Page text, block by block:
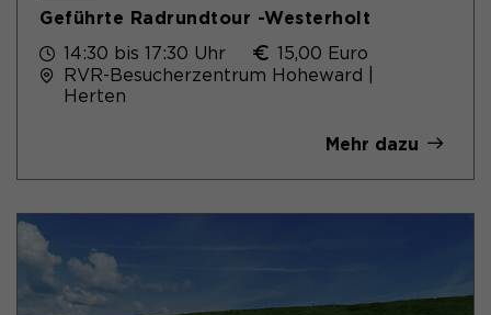
Geführte Radrundtour -Westerholt
14:30 bis 17:30 Uhr
15,00 Euro
RVR-Besucherzentrum Hoheward |
Herten
Mehr dazu